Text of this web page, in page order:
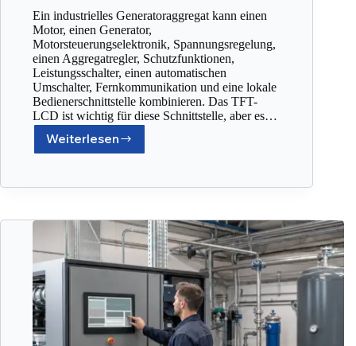
Ein industrielles Generatoraggregat kann einen
Motor, einen Generator,
Motorsteuerungselektronik, Spannungsregelung,
einen Aggregatregler, Schutzfunktionen,
Leistungsschalter, einen automatischen
Umschalter, Fernkommunikation und eine lokale
Bedienerschnittstelle kombinieren. Das TFT-
LCD ist wichtig für diese Schnittstelle, aber es…
Weiterlesen